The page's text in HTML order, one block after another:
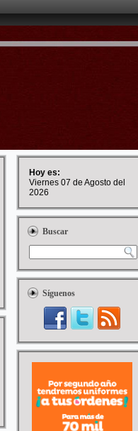
Hoy es:
Viernes 07 de Agosto del
2026
Buscar
Síguenos